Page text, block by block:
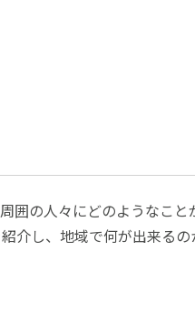
囲の人々にどのようなこと
介し、地域で何が出来るの